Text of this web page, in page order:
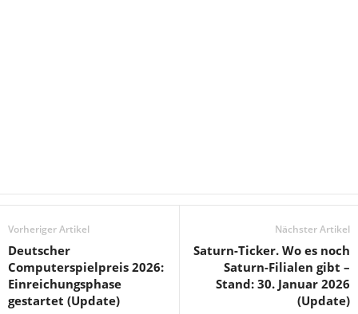
Vorheriger Artikel
Deutscher
Computerspielpreis 2026:
Einreichungsphase
gestartet (Update)
Nächster Artikel
Saturn-Ticker. Wo es noch
Saturn-Filialen gibt –
Stand: 30. Januar 2026
(Update)